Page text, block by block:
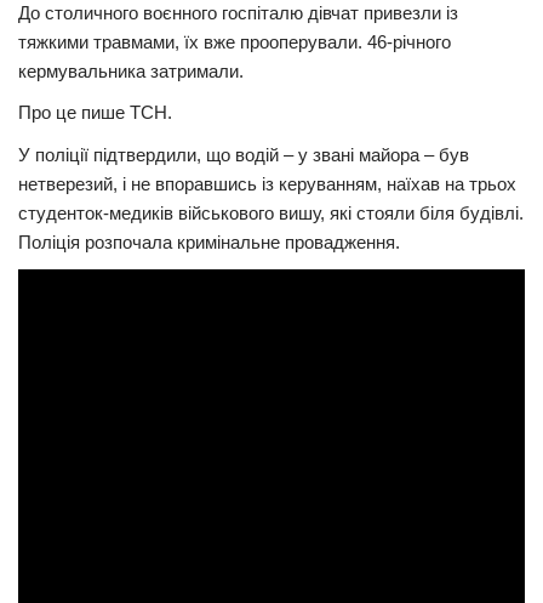
Рецепти
Здоров’я
Події
Кримінал
Курйози
До столичного воєнного госпіталю дівчат привезли із
тяжкими травмами, їх вже прооперували. 46-річного
кермувальника затримали.
Про це пише ТСН.
У поліції підтвердили, що водій – у звані майора – був
нетверезий, і не впоравшись із керуванням, наїхав на трьох
студенток-медиків військового вишу, які стояли біля будівлі.
Поліція розпочала кримінальне провадження.